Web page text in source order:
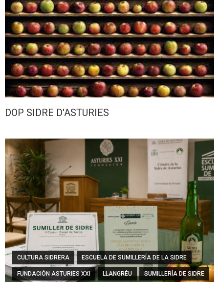
DOP SIDRE D'ASTURIES
CULTURA SIDRERA ESCUELA DE SUMILLERÍA DE LA SIDRE
FUNDACIÓN ASTURIES XXI LLANGRÉU SUMILLERÍA DE SIDRE